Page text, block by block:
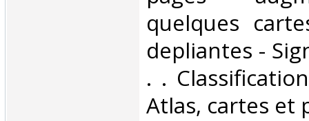
quelques
depliantes -
. .
Atlas, cartes et